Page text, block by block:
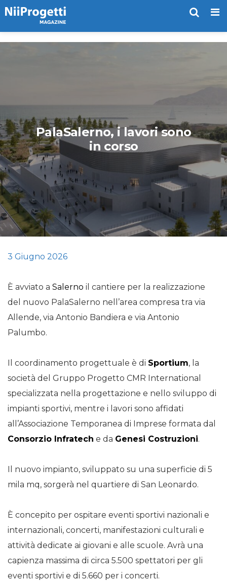
PalaSalerno, i lavori sono
in corso
3 Giugno 2026
È avviato a Salerno il cantiere per la realizzazione
del nuovo PalaSalerno nell’area compresa tra via
Allende, via Antonio Bandiera e via Antonio
Palumbo.
Il coordinamento progettuale è di Sportium, la
società del Gruppo Progetto CMR International
specializzata nella progettazione e nello sviluppo di
impianti sportivi, mentre i lavori sono affidati
all’Associazione Temporanea di Imprese formata dal
Consorzio Infratech e da Genesi Costruzioni.
Il nuovo impianto, sviluppato su una superficie di 5
mila mq, sorgerà nel quartiere di San Leonardo.
È concepito per ospitare eventi sportivi nazionali e
internazionali, concerti, manifestazioni culturali e
attività dedicate ai giovani e alle scuole. Avrà una
capienza massima di circa 5.500 spettatori per gli
eventi sportivi e di 5.660 per i concerti.